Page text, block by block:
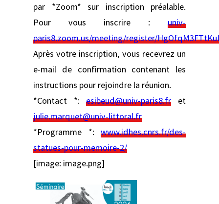
par *Zoom* sur inscription préalable.
Pour vous inscrire : univ-
paris8.zoom.us/meeting/register/
Après votre inscription, vous recevrez un
e-mail de confirmation contenant les
instructions pour rejoindre la réunion.
*Contact *:esibeud@univ-paris8.fr et
julie.marquet@univ-littoral.fr
*Programme *: www.idhes.cnrs.fr/des-
statues-pour-memoire-2/
[image: image.png]